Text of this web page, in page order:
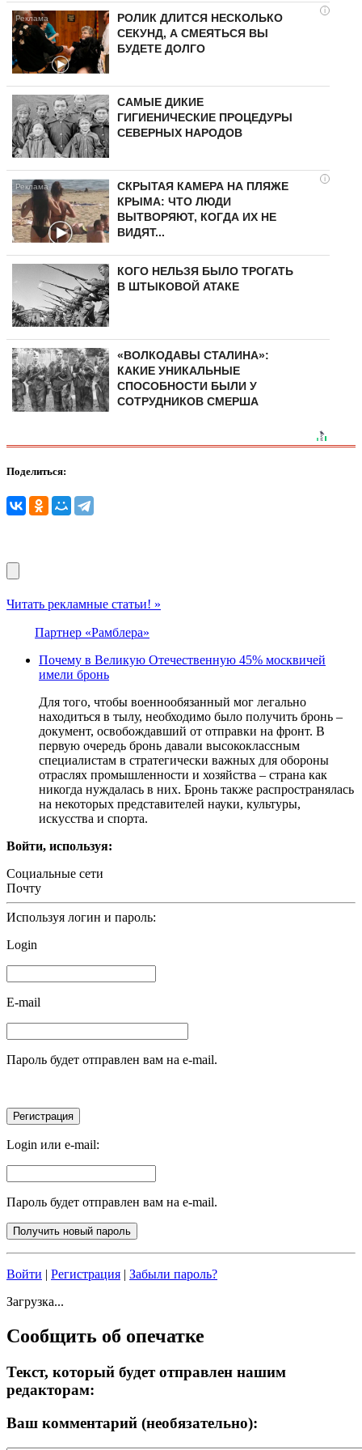
i
РОЛИК ДЛИТСЯ НЕСКОЛЬКО
СЕКУНД, А СМЕЯТЬСЯ ВЫ
БУДЕТЕ ДОЛГО
САМЫЕ ДИКИЕ
ГИГИЕНИЧЕСКИЕ ПРОЦЕДУРЫ
СЕВЕРНЫХ НАРОДОВ
i
СКРЫТАЯ КАМЕРА НА ПЛЯЖЕ
КРЫМА: ЧТО ЛЮДИ
ВЫТВОРЯЮТ, КОГДА ИХ НЕ
ВИДЯТ...
КОГО НЕЛЬЗЯ БЫЛО ТРОГАТЬ
В ШТЫКОВОЙ АТАКЕ
«ВОЛКОДАВЫ СТАЛИНА»:
КАКИЕ УНИКАЛЬНЫЕ
СПОСОБНОСТИ БЫЛИ У
СОТРУДНИКОВ СМЕРША
Поделиться:
Читать рекламные статьи! »
Партнер «Рамблера»
Почему в Великую Отечественную 45% москвичей
имели бронь
Для того, чтобы военнообязанный мог легально
находиться в тылу, необходимо было получить бронь –
документ, освобождавший от отправки на фронт. В
первую очередь бронь давали высококлассным
специалистам в стратегически важных для обороны
отраслях промышленности и хозяйства – страна как
никогда нуждалась в них. Бронь также распространялась
на некоторых представителей науки, культуры,
искусства и спорта.
Войти, используя:
Социальные сети
Почту
Используя логин и пароль:
Login
E-mail
Пароль будет отправлен вам на e-mail.
Login или e-mail:
Пароль будет отправлен вам на e-mail.
Войти Регистрация
Забыли пароль?
Загрузка...
Сообщить об опечатке
Текст, который будет отправлен нашим
редакторам:
Ваш комментарий (необязательно):